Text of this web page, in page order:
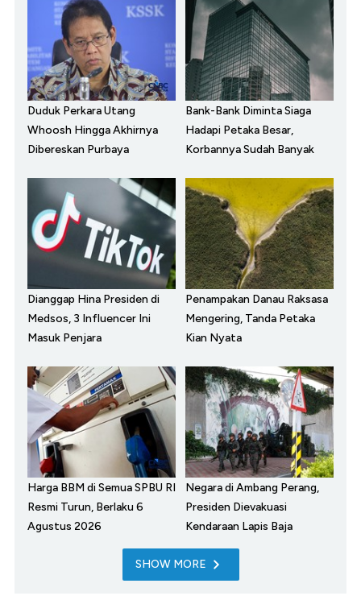
Duduk Perkara Utang
Whoosh Hingga Akhirnya
Dibereskan Purbaya
Bank-Bank Diminta Siaga
Hadapi Petaka Besar,
Korbannya Sudah Banyak
Dianggap Hina Presiden di
Medsos, 3 Influencer Ini
Masuk Penjara
Penampakan Danau Raksasa
Mengering, Tanda Petaka
Kian Nyata
Harga BBM di Semua SPBU RI
Resmi Turun, Berlaku 6
Agustus 2026
Negara di Ambang Perang,
Presiden Dievakuasi
Kendaraan Lapis Baja
SHOW MORE